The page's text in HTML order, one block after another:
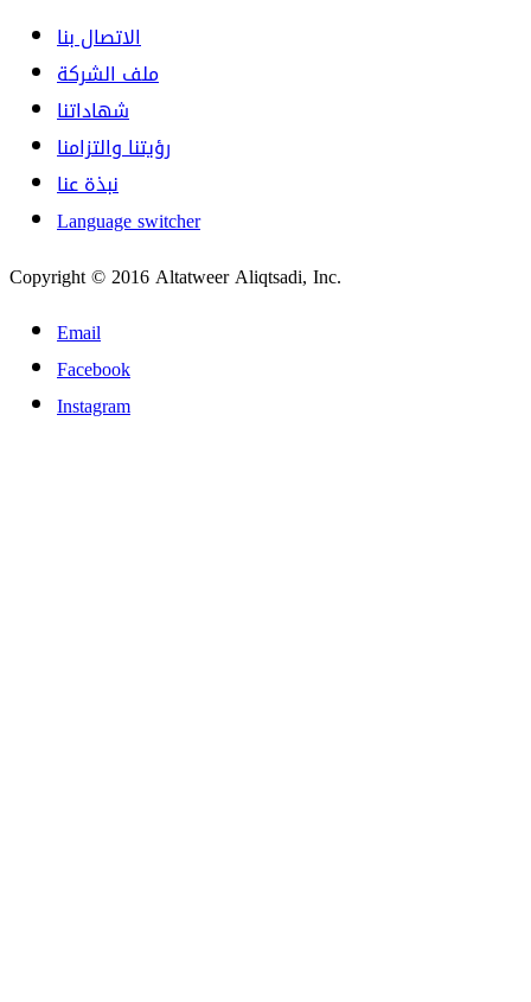
الاتصال بنا
ملف الشركة
شهاداتنا
رؤيتنا والتزامنا
نبذة عنا
Language switcher
Copyright © 2016 Altatweer Aliqtsadi, Inc.
Email
Facebook
Instagram